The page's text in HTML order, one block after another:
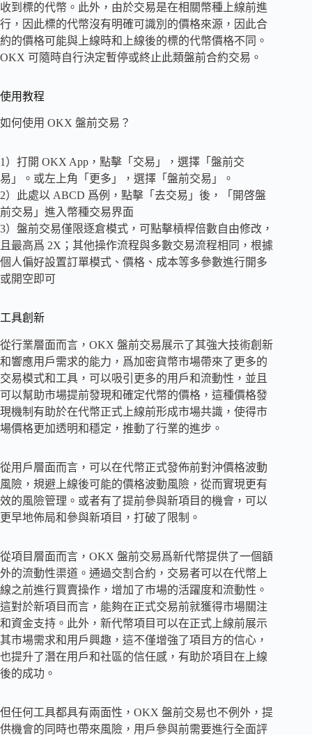
收到標的代幣。此外，由於交易是在相關幣種上線前進
行，因此標的代幣沒有明確可識別的價格來源，因此合
約的價格可能與上線時和上線後的標的代幣價格不同。
OKX 可隨時自行決定暫停或終止此類盤前合約交易。
使用教程
如何使用 OKX 盤前交易？
1）打開 OKX App，點擊「交易」，選擇「盤前交
易」。或左上角「更多」，選擇「盤前交易」。
2）此處以 ABCD 爲例，點擊「去交易」後，「開啓盤
前交易」進入幣種交易界面
3）盤前交易僅限逐倉模式，可點擊槓桿倍數自由修改，
且最高爲 2X；其他操作流程與多數交易流程相同，根據
個人偏好設置訂單模式、價格、成本等多參數進行開多
或開空即可
工具創新
從行業層面而言，OKX 盤前交易展示了其強大技術創新
和響應用戶需求的能力，爲加密貨幣市場帶來了更多的
交易模式和工具，可以吸引更多的用戶和流動性，並且
可以幫助市場提前發現和確定代幣的價格，這種價格發
現機制有助於在代幣正式上線前形成市場共識，使得市
場價格更加透明和穩定，推動了行業的進步。
從用戶層面而言，可以在代幣正式發佈前對沖價格波動
風險，規避上線後可能的價格波動風險，從而實現更有
效的風險管理。或者有了提前參與新項目的機會，可以
更早地佈局和參與新項目，打破了限制。
從項目層面而言，OKX 盤前交易爲新代幣提供了一個額
外的流動性渠道。通過交割合約，交易者可以在代幣上
線之前進行買賣操作，增加了市場的活躍度和流動性。
這對於新項目而言，能夠在正式交易前就獲得市場關注
和資金支持。此外，新代幣項目可以在正式上線前展示
其市場需求和用戶興趣，這不僅增強了項目方的信心，
也提升了潛在用戶和社區的信任感，有助於項目在上線
後的成功。
但任何工具都具有兩面性，OKX 盤前交易也不例外，提
供機會的同時也帶來風險，用戶參與前需要進行全面評